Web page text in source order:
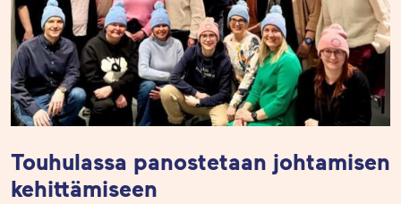
Touhulassa panostetaan johtamisen
kehittämiseen